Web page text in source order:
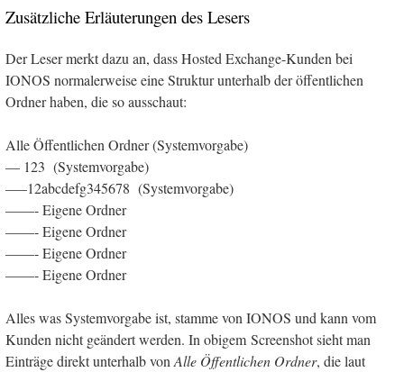
Zusätzliche Erläuterungen des Lesers
Der Leser merkt dazu an, dass Hosted Exchange-Kunden bei
IONOS normalerweise eine Struktur unterhalb der öffentlichen
Ordner haben, die so ausschaut:
Alle Öffentlichen Ordner (Systemvorgabe)
— 123 (Systemvorgabe)
—–12abcdefg345678 (Systemvorgabe)
——- Eigene Ordner
——- Eigene Ordner
——- Eigene Ordner
——- Eigene Ordner
Alles was Systemvorgabe ist, stamme von IONOS und kann vom
Kunden nicht geändert werden. In obigem Screenshot sieht man
Einträge direkt unterhalb von Alle Öffentlichen Ordner, die laut